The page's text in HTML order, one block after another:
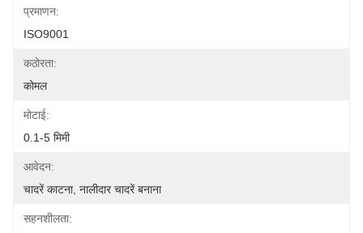
प्रमाणन:
ISO9001
कठोरता:
कोमल
मोटाई:
0.1-5 मिमी
आवेदन:
चादरें काटना, नालीदार चादरें बनाना
सहनशीलता: